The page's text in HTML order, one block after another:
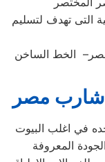
التى تهدف لتسليم
الخط الساخن
شارب مصر
في اغلب البيوت
المعروفة